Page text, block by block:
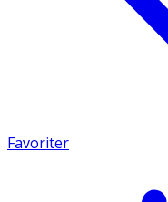
Favoriter